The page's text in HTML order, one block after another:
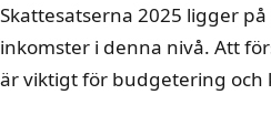
Skattesatserna 2025 ligger
inkomster i denna nivå. Att
är viktigt för budgetering